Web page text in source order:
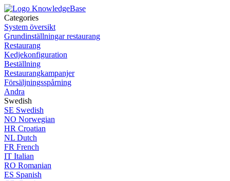
Categories
System översikt
Grundinställningar restaurang
Restaurang
Kedjekonfiguration
Beställning
Restaurangkampanjer
Försäljningsspårning
Andra
Swedish
SE Swedish
NO Norwegian
HR Croatian
NL Dutch
FR French
IT Italian
RO Romanian
ES Spanish